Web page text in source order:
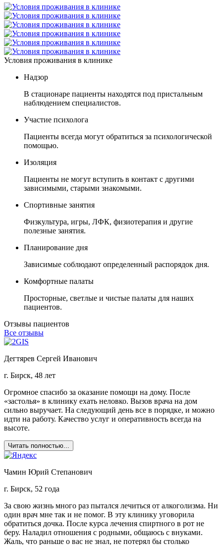
Условия проживания в клинике
Надзор
В стационаре пациенты находятся под пристальным
наблюдением специалистов.
Участие психолога
Пациенты всегда могут обратиться за психологической
помощью.
Изоляция
Пациенты не могут вступить в контакт с другими
зависимыми, старыми знакомыми.
Спортивные занятия
Физкультура, игры, ЛФК, физиотерапия и другие
полезные занятия.
Планирование дня
Зависимые соблюдают определенный распорядок дня.
Комфортные палаты
Просторные, светлые и чистые палаты для наших
пациентов.
Отзывы пациентов
Все отзывы
Дегтярев Сергей Иванович
г. Бирск, 48 лет
Огромное спасибо за оказание помощи на дому. После
«застолья» в клинику ехать неловко. Вызов врача на дом
сильно выручает. На следующий день все в порядке, и можно
идти на работу. Качество услуг и оперативность всегда на
высоте.
Читать полностью...
Чамин Юрий Степанович
г. Бирск, 52 года
За свою жизнь много раз пытался лечиться от алкоголизма. Ни
один врач мне так и не помог. В эту клинику уговорила
обратиться дочка. После курса лечения спиртного в рот не
беру. Наладил отношения с родными, общаюсь с внуками.
Жаль, что раньше о вас не знал, не потерял бы столько